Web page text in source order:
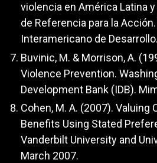
violencia en América Latina
de Referencia para la
Interamericano de
Buvinic, M. & Morrison, A.
Violence Prevention.
Development Bank (IDB).
Cohen, M. A. (2007). Valuing
Benefits Using Stated
Vanderbilt University and
March 2007.